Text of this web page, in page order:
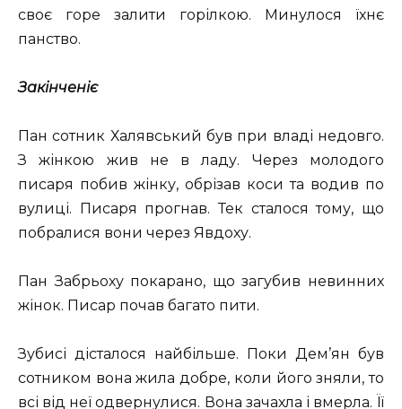
своє горе залити горілкою. Минулося їхнє
панство.
Закінченіє
Пан сотник Халявський був при владі недовго.
З жінкою жив не в ладу. Через молодого
писаря побив жінку, обрізав коси та водив по
вулиці. Писаря прогнав. Тек сталося тому, що
побралися вони через Явдоху.
Пан Забрьоху покарано, що загубив невинних
жінок. Писар почав багато пити.
Зубисі дісталося найбільше. Поки Дем’ян був
сотником вона жила добре, коли його зняли, то
всі від неї одвернулися. Вона зачахла і вмерла. Її